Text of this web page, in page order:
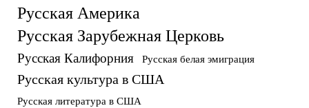
Русская Америка
Русская Зарубежная Церковь
Русская Калифорния Русская белая эмиграция
Русская культура в США
Русская литература в США